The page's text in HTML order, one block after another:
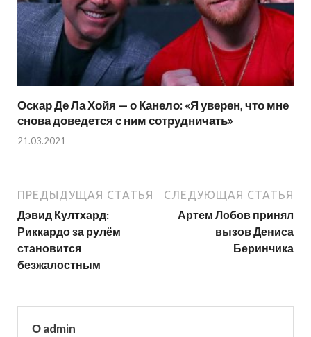
Оскар Де Ла Хойя — о Канело: «Я уверен, что мне
снова доведется с ним сотрудничать»
21.03.2021
ПРЕДЫДУЩАЯ СТАТЬЯ
Дэвид Култхард:
Риккардо за рулём
становится
безжалостным
СЛЕДУЮЩАЯ СТАТЬЯ
Артем Лобов принял
вызов Дениса
Беринчика
О admin